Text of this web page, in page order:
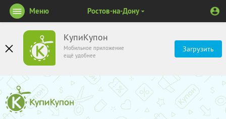
КупиКупон
Мобильное приложение
ещё удобнее
Загрузить
Меню Ростов-на-Дону